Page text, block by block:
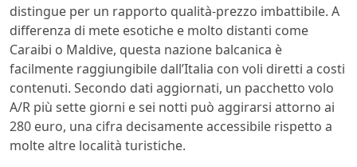
distingue per un rapporto qualità-prezzo imbattibile. A
differenza di mete esotiche e molto distanti come
Caraibi o Maldive, questa nazione balcanica è
facilmente raggiungibile dall’Italia con voli diretti a costi
contenuti. Secondo dati aggiornati, un pacchetto volo
A/R più sette giorni e sei notti può aggirarsi attorno ai
280 euro, una cifra decisamente accessibile rispetto a
molte altre località turistiche.